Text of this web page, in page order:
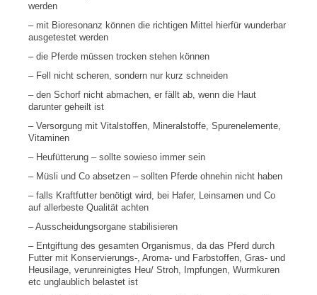
werden
– mit Bioresonanz können die richtigen Mittel hierfür wunderbar
ausgetestet werden
– die Pferde müssen trocken stehen können
– Fell nicht scheren, sondern nur kurz schneiden
– den Schorf nicht abmachen, er fällt ab, wenn die Haut
darunter geheilt ist
– Versorgung mit Vitalstoffen, Mineralstoffe, Spurenelemente,
Vitaminen
– Heufütterung – sollte sowieso immer sein
– Müsli und Co absetzen – sollten Pferde ohnehin nicht haben
– falls Kraftfutter benötigt wird, bei Hafer, Leinsamen und Co
auf allerbeste Qualität achten
– Ausscheidungsorgane stabilisieren
– Entgiftung des gesamten Organismus, da das Pferd durch
Futter mit Konservierungs-, Aroma- und Farbstoffen, Gras- und
Heusilage, verunreinigtes Heu/ Stroh, Impfungen, Wurmkuren
etc unglaublich belastet ist